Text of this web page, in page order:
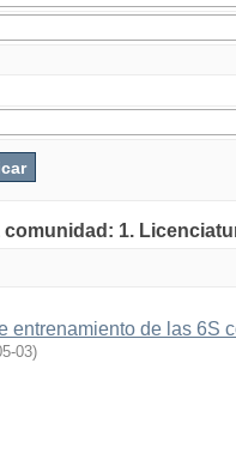
1.
entrenamiento de las 6S
03)